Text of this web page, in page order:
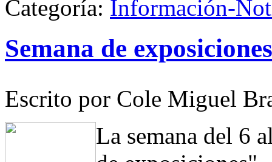
Categoría: Información-
Semana de exposiciones
Escrito por Cole Miguel
La semana del 6